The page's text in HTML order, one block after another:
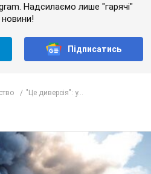
Надсилаємо лише "гарячі"
новини!
Підписатись
"Це диверсія": у...